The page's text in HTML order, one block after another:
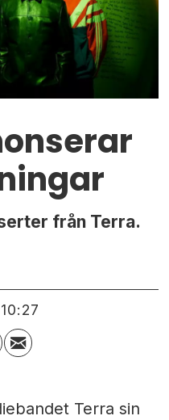
från Terra.
Terra sin